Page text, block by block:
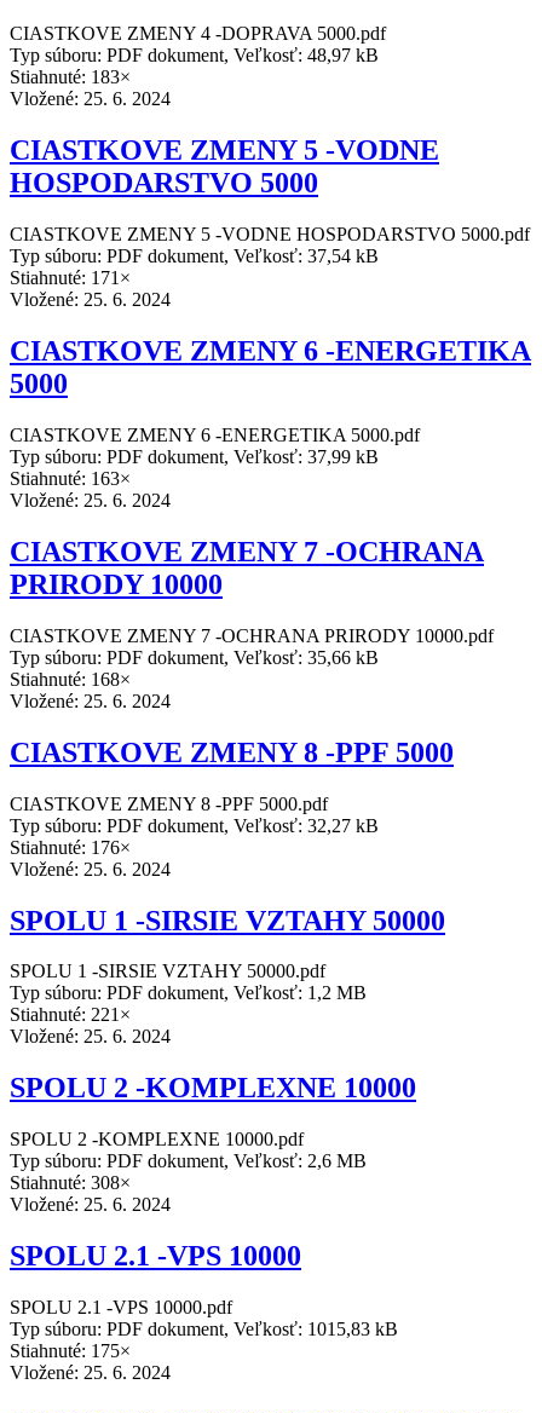
CIASTKOVE ZMENY 4 -DOPRAVA 5000.pdf
Typ súboru: PDF dokument, Veľkosť: 48,97 kB
Stiahnuté: 183×
Vložené: 25. 6. 2024
CIASTKOVE ZMENY 5 -VODNE
HOSPODARSTVO 5000
CIASTKOVE ZMENY 5 -VODNE HOSPODARSTVO 5000.pdf
Typ súboru: PDF dokument, Veľkosť: 37,54 kB
Stiahnuté: 171×
Vložené: 25. 6. 2024
CIASTKOVE ZMENY 6 -ENERGETIKA
5000
CIASTKOVE ZMENY 6 -ENERGETIKA 5000.pdf
Typ súboru: PDF dokument, Veľkosť: 37,99 kB
Stiahnuté: 163×
Vložené: 25. 6. 2024
CIASTKOVE ZMENY 7 -OCHRANA
PRIRODY 10000
CIASTKOVE ZMENY 7 -OCHRANA PRIRODY 10000.pdf
Typ súboru: PDF dokument, Veľkosť: 35,66 kB
Stiahnuté: 168×
Vložené: 25. 6. 2024
CIASTKOVE ZMENY 8 -PPF 5000
CIASTKOVE ZMENY 8 -PPF 5000.pdf
Typ súboru: PDF dokument, Veľkosť: 32,27 kB
Stiahnuté: 176×
Vložené: 25. 6. 2024
SPOLU 1 -SIRSIE VZTAHY 50000
SPOLU 1 -SIRSIE VZTAHY 50000.pdf
Typ súboru: PDF dokument, Veľkosť: 1,2 MB
Stiahnuté: 221×
Vložené: 25. 6. 2024
SPOLU 2 -KOMPLEXNE 10000
SPOLU 2 -KOMPLEXNE 10000.pdf
Typ súboru: PDF dokument, Veľkosť: 2,6 MB
Stiahnuté: 308×
Vložené: 25. 6. 2024
SPOLU 2.1 -VPS 10000
SPOLU 2.1 -VPS 10000.pdf
Typ súboru: PDF dokument, Veľkosť: 1015,83 kB
Stiahnuté: 175×
Vložené: 25. 6. 2024